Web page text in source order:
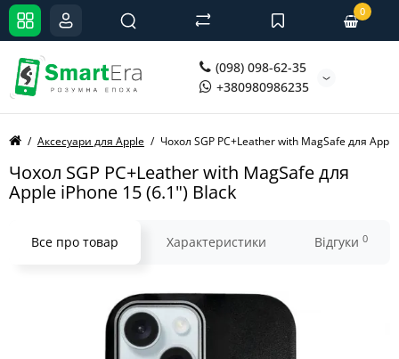
(098) 098-62-35
+380980986235
0
Аксесуари для Apple Чохол SGP PC+Leather with MagSafe для
Чохол SGP PC+Leather with MagSafe для
Apple iPhone 15 (6.1") Black
Все про товар Характеристики Відгуки 0